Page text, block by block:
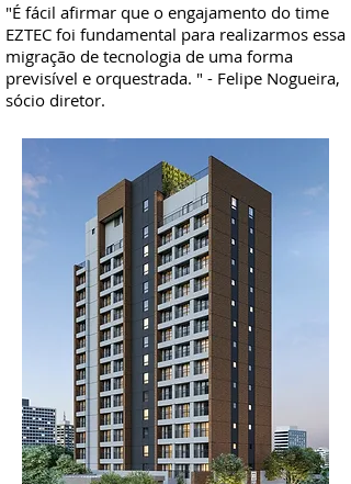
"É fácil afirmar que o engajamento do time
EZTEC foi fundamental para realizarmos essa
migração de tecnologia de uma forma
previsível e orquestrada. " - Felipe Nogueira,
sócio diretor.